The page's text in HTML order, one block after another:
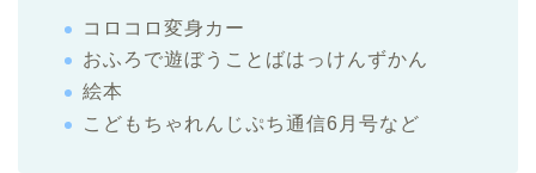
コロコロ変身カー
おふろで遊ぼうことばはっけんずかん
絵本
こどもちゃれんじぷち通信6月号など